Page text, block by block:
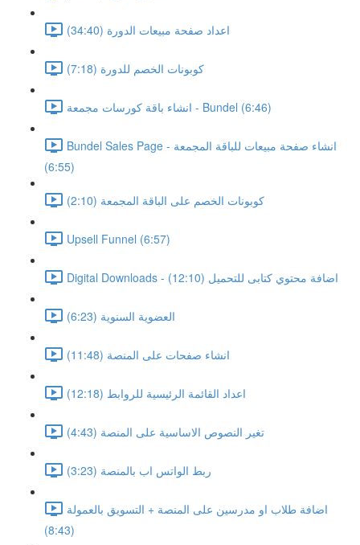
اعداد صفحة مبيعات الدورة (34:40)
كوبونات الخصم للدورة (7:18)
انشاء باقة كورسات مجمعة - Bundel (6:46)
Bundel Sales Page - انشاء صفحة مبيعات للباقة المجمعة
(6:55)
كوبونات الخصم على الباقة المجمعة (2:10)
Upsell Funnel (6:57)
Digital Downloads - اضافة محتوي كتابى للتحميل (12:10)
العضوية السنوية (6:23)
انشاء صفحات على المنصة (11:48)
اعداد القائمة الرئيسية للروابط (12:18)
تغير النصوص الاساسية على المنصة (4:43)
ربط الواتس اب بالمنصة (3:23)
اضافة طلاب او مدرسين على المنصة + التسويق بالعمولة
(8:43)